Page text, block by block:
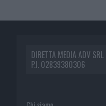
DIRETTA MEDIA ADV SRL
P.I. 02839380306